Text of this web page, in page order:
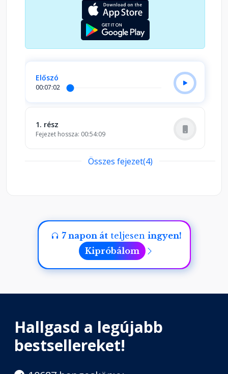
Előszó
00:07:02
1. rész
Fejezet hossza: 00:54:09
Fejezet hossza: 00:01:17
Összes fejezet(4)
7 napon átteljesen ingyen!
Kipróbálom
Hallgasd a legújabb
bestsellereket!